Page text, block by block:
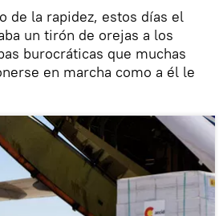
de la rapidez, estos días el
un tirón de orejas a los
burocráticas que muchas
en marcha como a él le